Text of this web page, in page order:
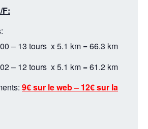
F:
– 13 tours x 5.1 km = 66.3 km
– 12 tours x 5.1 km = 61.2 km
9€ sur le web – 12€ sur la